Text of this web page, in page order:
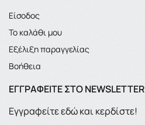
Είσοδος
Το καλάθι μου
Εξέλιξη παραγγελίας
Βοήθεια
ΕΓΓΡΑΦΕΊΤΕ ΣΤΟ NEWSLETTER
Εγγραφείτε εδώ και κερδίστε!